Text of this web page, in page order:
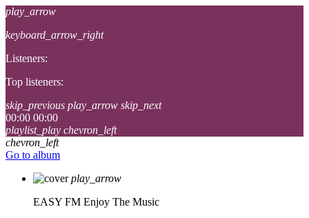
play_arrow
keyboard_arrow_right
Listeners:
Top listeners:
skip_previous play_arrow skip_next
00:00 00:00
playlist_play chevron_left
chevron_left
Go to album
play_arrow
EASY FM Enjoy The Music